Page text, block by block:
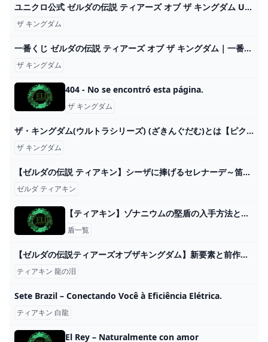
ユニクロ公式 ゼルダの伝説 ティアーズ オブ ザ キングダム UT（半袖・レギュラーフィット）
ザ キングダム
一番くじ ゼルダの伝説 ティアーズ オブ ザ キングダム｜一番くじ倶楽部｜BANDAI SPIRITS公式 一番くじ情報サイト
ザ キングダム
404 - No se encontró esta página.
ザ キングダム
ザ・キングダム(ウルトラシリーズ) (ざきんぐだむ)とは【ピクシブ百科事典】
ザ キングダム
【ゼルダの伝説 ティアキン】シーザに捧げるセレナーデ～笛吹き少年の探しモノ 攻略【ティアーズオブザキングダム】 - YouTube
ゼルダ ティアキン
【ティアキン】ゾナニウムの堅盾の入手方法と効果性能【ゼルダの伝説ティアーズオブザキングダム】
盾一覧
【ゼルダの伝説ティアーズオブザキングダム】新要素と前作との変更点一覧【ティアキン】 ゲーム攻略サイト AlGest
ティアキン 龍の泪
Sete Brazil – Conectando Você à Eficiência Elétrica.
ティアキン 白龍
El Rey – Naturalmente con amor